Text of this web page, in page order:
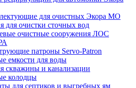
для очистных Экора МО
для очистки сточных вод
очистные сооружения ЛОС
патроны Servo-Patron
емкости для воды
скважины и канализации
колодцы
для септиков и выгребных ям